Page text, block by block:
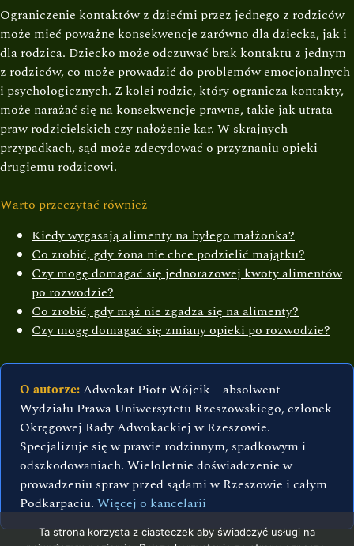
Ograniczenie kontaktów z dziećmi przez jednego z rodziców
może mieć poważne konsekwencje zarówno dla dziecka, jak i
dla rodzica. Dziecko może odczuwać brak kontaktu z jednym
z rodziców, co może prowadzić do problemów emocjonalnych
i psychologicznych. Z kolei rodzic, który ogranicza kontakty,
może narażać się na konsekwencje prawne, takie jak utrata
praw rodzicielskich czy nałożenie kar. W skrajnych
przypadkach, sąd może zdecydować o przyznaniu opieki
drugiemu rodzicowi.
Warto przeczytać również
Kiedy wygasają alimenty na byłego małżonka?
Co zrobić, gdy żona nie chce podzielić majątku?
Czy mogę domagać się jednorazowej kwoty alimentów
po rozwodzie?
Co zrobić, gdy mąż nie zgadza się na alimenty?
Czy mogę domagać się zmiany opieki po rozwodzie?
O autorze:Adwokat Piotr Wójcik – absolwent
Wydziału Prawa Uniwersytetu Rzeszowskiego, członek
Okręgowej Rady Adwokackiej w Rzeszowie.
Specjalizuje się w prawie rodzinnym, spadkowym i
odszkodowaniach. Wieloletnie doświadczenie w
prowadzeniu spraw przed sądami w Rzeszowie i całym
Podkarpaciu. Więcej o kancelarii
Ta strona korzysta z ciasteczek aby świadczyć usługi na